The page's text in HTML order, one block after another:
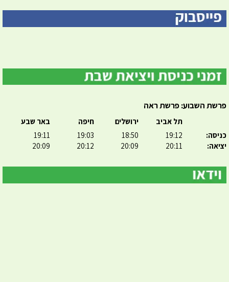
פרשת השבוע: פרשת ראה
כניסה:
יציאה:
תל אביב
19:12
20:11
ירושלים
18:50
20:09
חיפה
19:03
20:12
באר שבע
19:11
20:09